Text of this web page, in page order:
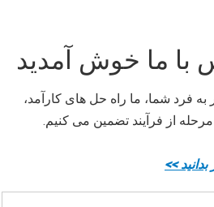
با ما خوش آمدید
به فرد شما، ما راه حل های کارآمد،
از فرآیند تضمین می کنیم.
>>